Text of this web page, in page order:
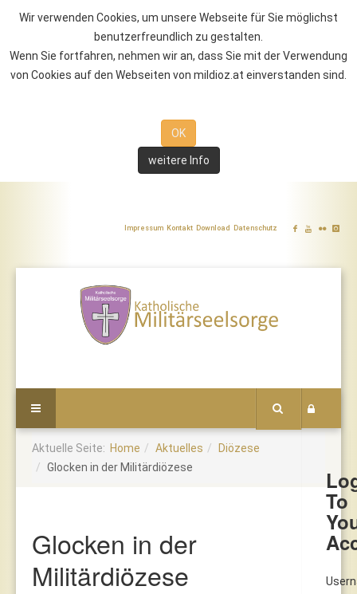
Wir verwenden Cookies, um unsere Webseite für Sie möglichst
benutzerfreundlich zu gestalten.
Wenn Sie fortfahren, nehmen wir an, dass Sie mit der Verwendung
von Cookies auf den Webseiten von mildioz.at einverstanden sind.
OK
weitere Info
Impressum Kontakt Download Datenschutz
To
Aktuelle Seite: Home Aktuelles
Diözese
Glocken in der Militärdiözese
Glocken in der
Militärdiözese